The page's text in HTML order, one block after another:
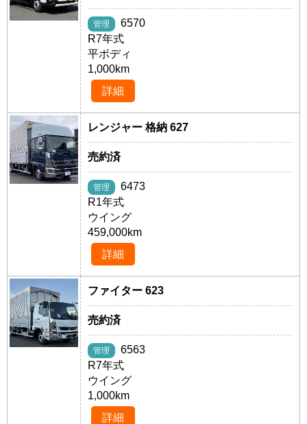
管理
6570
R7年式
平ボディ
1,000km
詳細
レンジャー 格納 627
売約済
管理
6473
R1年式
ウイング
459,000km
詳細
ファイター 623
売約済
管理
6563
R7年式
ウイング
1,000km
詳細